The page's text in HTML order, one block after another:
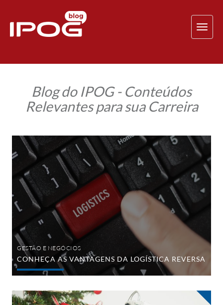
Blog do IPOG - Conteúdos
Relevantes para sua Carreira
Conheça
vantagens
da
Logística
Reversa
GESTÃO E NEGÓCIOS
CONHEÇA AS VANTAGENS DA LOGÍSTICA REVERSA
As
Marcas